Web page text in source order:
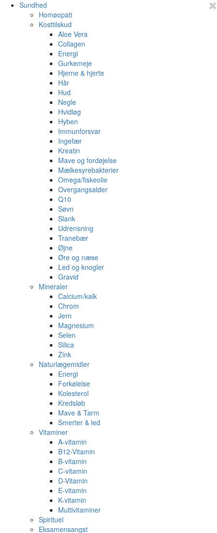
Sundhed
Homøopati
Kosttilskud
Aloe Vera
Collagen
Energi
Gurkemeje
Hjerne & hjerte
Hår
Hud
Negle
Hvidløg
Hyben
Immunforsvar
Ingefær
Kreatin
Mave og fordøjelse
Mælkesyrebakterier
Omega/fiskeolie
Overgangsalder
Q10
Søvn
Slank
Udrensning
Tranebær
Øjne
Øre og næse
Led og knogler
Gravid
Mineraler
Calcium/kalk
Chrom
Jern
Magnesium
Selen
Silica
Zink
Naturlægemidler
Energi
Forkølelse
Kolesterol
Kredsløb
Mave & Tarm
Smerter & led
Vitaminer
A-vitamin
B12-Vitamin
B-vitamin
C-vitamin
D-Vitamin
E-vitamin
K-vitamin
Multivitaminer
Spirituel
Eksamensangst